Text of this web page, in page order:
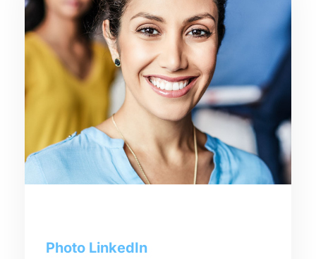
Photo LinkedIn